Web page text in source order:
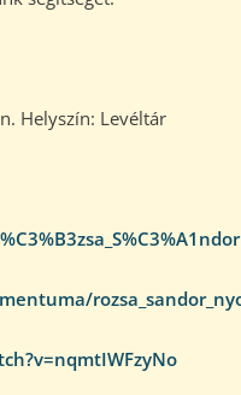
Helyszín: Levéltár